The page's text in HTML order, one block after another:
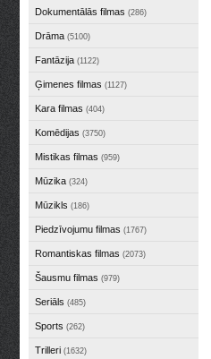
Dokumentālās filmas (286)
Drāma (5100)
Fantāzija (1122)
Ģimenes filmas (1127)
Kara filmas (404)
Komēdijas (3750)
Mistikas filmas (959)
Mūzika (324)
Mūzikls (186)
Piedzīvojumu filmas (1767)
Romantiskas filmas (2073)
Šausmu filmas (979)
Seriāls (485)
Sports (262)
Trilleri (1632)